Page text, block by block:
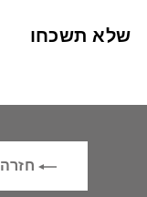
"
שלא תשכחו
חזרה